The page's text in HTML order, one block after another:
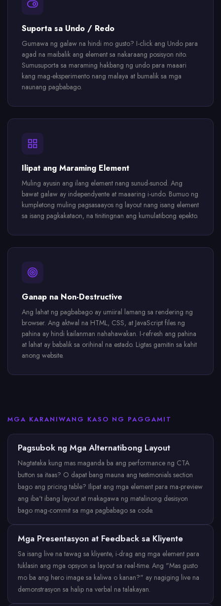
Suporta sa Undo / Redo
Gumawa ng galaw na hindi mo gusto? I-click ang Undo para
agad na maibalik ang element sa nakaraang posisyon nito.
Sumusuporta sa maraming hakbang ng undo para maaari
kang mag-eksperimento nang malaya at bumalik sa mga
naunang pagbabago.
Ilipat ang Maraming Element
Muling ayusin ang ilang element nang sunud-sunod. Ang
bawat galaw ay independyente at maaaring i-undo. Bumuo ng
kumpletong muling pagsasaayos ng layout nang isang element
sa isang pagkakataon, na tinitingnan ang kumulatibong epekto.
Ganap na Non-Destructive
Ang lahat ng pagbabago ay umiiral lamang sa rendering ng
browser. Ang aktwal na HTML, CSS, at JavaScript files ng
pahina ay hindi kailanman nahahawakan. I-refresh ang pahina
at lahat ay babalik sa orihinal na estado. Ligtas gamitin sa kahit
anong website.
MGA KARANIWANG KASO NG PAGGAMIT
Pagsubok ng Mga Alternatibong Layout
Nagtataka kung mas maganda ba ang performance ng CTA
button sa itaas? O dapat bang mauna ang testimonials section
bago ang pricing table? Ilipat ang mga element para ma-preview
ang iba't ibang layout at makagawa ng matalinong desisyon
bago mag-commit sa mga pagbabago sa code.
Mga Presentasyon at Feedback sa Kliyente
Sa isang live na tawag sa kliyente, i-drag ang mga element para
tuklasin ang mga opsyon sa layout sa real-time. Ang "Mas gusto
mo ba ang hero image sa kaliwa o kanan?" ay nagiging live na
demonstrasyon sa halip na verbal na talakayan.